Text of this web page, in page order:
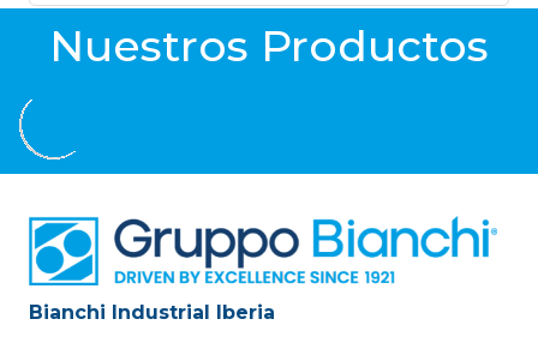
Nuestros Productos
Bianchi Industrial Iberia